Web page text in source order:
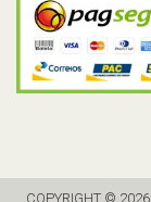
COPYRIGHT © 2026